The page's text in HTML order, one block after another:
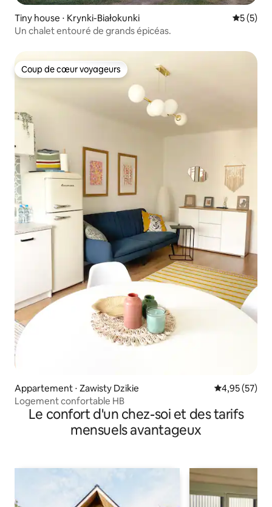
Tiny house ⋅ Krynki-Białokunki
5 (5)
Un chalet entouré de grands épicéas.
Coup de cœur voyageurs
Coup de cœur voyageurs
Appartement ⋅ Zawisty Dzikie Évaluation
4,95 (57)
Logement confortable HB
Le confort d'un chez-soi et des tarifs
mensuels avantageux